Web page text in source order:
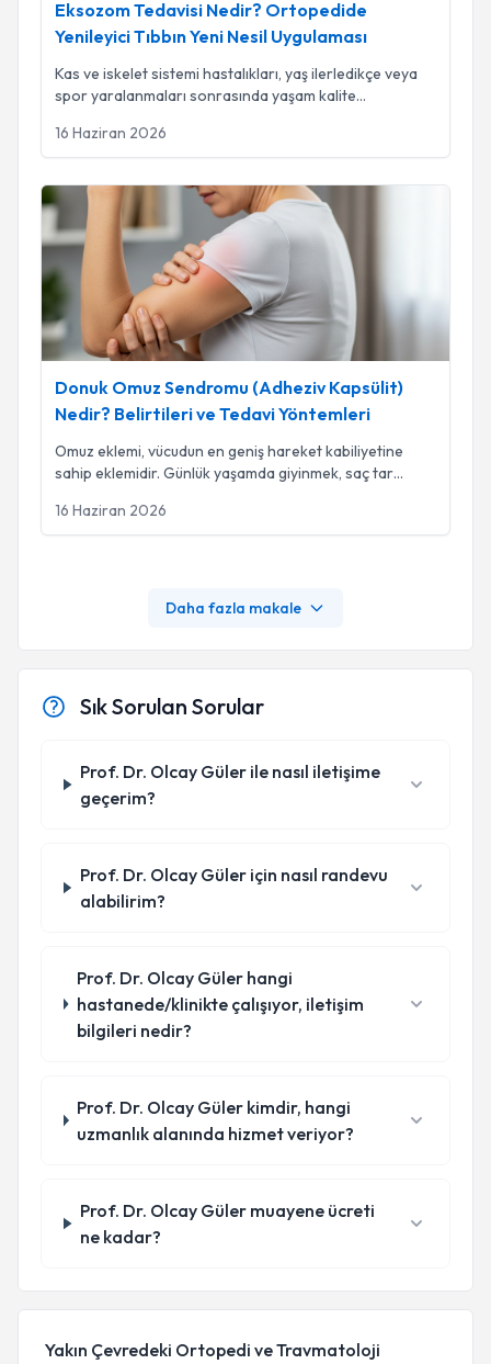
Eksozom Tedavisi Nedir? Ortopedide
Yenileyici Tıbbın Yeni Nesil Uygulaması
Kas ve iskelet sistemi hastalıkları, yaş ilerledikçe veya
spor yaralanmaları sonrasında yaşam kalite...
16 Haziran 2026
Donuk Omuz Sendromu (Adheziv Kapsülit) Nedir? Belirtileri
Donuk Omuz Sendromu (Adheziv Kapsülit)
Nedir? Belirtileri ve Tedavi Yöntemleri
Omuz eklemi, vücudun en geniş hareket kabiliyetine
sahip eklemidir. Günlük yaşamda giyinmek, saç tar...
16 Haziran 2026
Daha fazla makale
Sık Sorulan Sorular
Prof. Dr. Olcay Güler ile nasıl iletişime
geçerim?
Prof. Dr. Olcay Güler için nasıl randevu
alabilirim?
Prof. Dr. Olcay Güler hangi
hastanede/klinikte çalışıyor, iletişim
bilgileri nedir?
Prof. Dr. Olcay Güler kimdir, hangi
uzmanlık alanında hizmet veriyor?
Prof. Dr. Olcay Güler muayene ücreti
ne kadar?
Yakın Çevredeki Ortopedi ve Travmatoloji